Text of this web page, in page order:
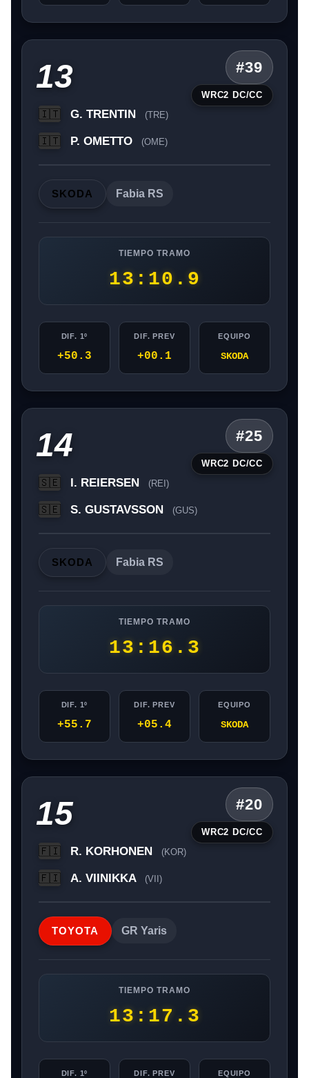
13 #39
WRC2 DC/CC
🇮🇹 G. TRENTIN (TRE)
🇮🇹 P. OMETTO (OME)
SKODA Fabia RS
TIEMPO TRAMO
13:10.9
DIF. 1º
+50.3
DIF. PREV
+00.1
EQUIPO
SKODA
14 #25
WRC2 DC/CC
🇸🇪 I. REIERSEN (REI)
🇸🇪 S. GUSTAVSSON (GUS)
SKODA Fabia RS
TIEMPO TRAMO
13:16.3
DIF. 1º
+55.7
DIF. PREV
+05.4
EQUIPO
SKODA
15 #20
WRC2 DC/CC
🇫🇮 R. KORHONEN (KOR)
🇫🇮 A. VIINIKKA (VII)
TOYOTA GR Yaris
TIEMPO TRAMO
13:17.3
DIF. 1º DIF. PREV EQUIPO